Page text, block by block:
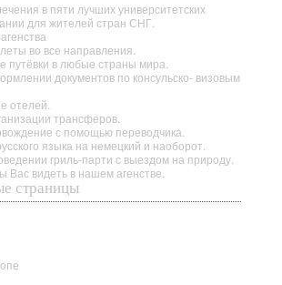
в пяти лучших университетских
для жителей стран СНГ.
во все направления.
путёвки в любые страны мира.
документов по консульско- визовым
отелей.
трансферов.
с помощью переводчика.
языка на немецкий и наоборот.
гриль-парти с выездом на природу.
Вас видеть в нашем агенстве.
страницы